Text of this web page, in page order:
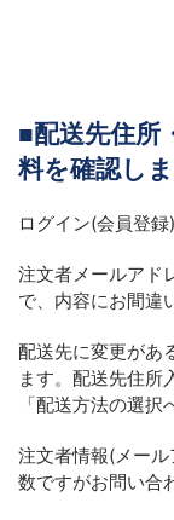
■配送先住所
料を確認し
ログイン(会員登録)
注文者メールアド
で、内容にお間違
配送先に変更があ
ます。配送先住所
「配送方法の選択
注文者情報(メー
数ですがお問い合